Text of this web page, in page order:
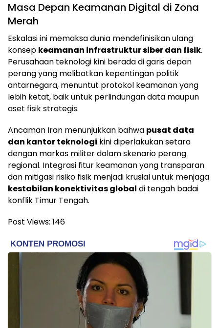
Masa Depan Keamanan Digital di Zona
Merah
Eskalasi ini memaksa dunia mendefinisikan ulang
konsep keamanan infrastruktur siber dan fisik.
Perusahaan teknologi kini berada di garis depan
perang yang melibatkan kepentingan politik
antarnegara, menuntut protokol keamanan yang
lebih ketat, baik untuk perlindungan data maupun
aset fisik strategis.
Ancaman Iran menunjukkan bahwa pusat data
dan kantor teknologi kini diperlakukan setara
dengan markas militer dalam skenario perang
regional. Integrasi fitur keamanan yang transparan
dan mitigasi risiko fisik menjadi krusial untuk menjaga
kestabilan konektivitas global di tengah badai
konflik Timur Tengah.
Post Views: 146